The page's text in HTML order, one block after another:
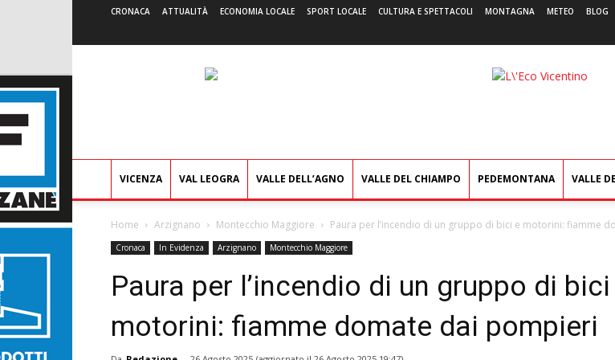
CRONACA ATTUALITÀ ECONOMIA LOCALE SPORT LOCALE CULTURA E SPETTACOLI MONTAGNA METEO BLOG
L'Eco
VICENZA VAL LEOGRA VALLE DELL’AGNO VALLE DEL CHIAMPO PEDEMONTANA VALLE
Home Arzignano Montecchio Maggiore Paura per l’incendio di un gruppo di bici e motorini: fiamme
Cronaca In Evidenza Arzignano Montecchio Maggiore
Paura per l’incendio di un gruppo di
motorini: fiamme domate dai pompieri